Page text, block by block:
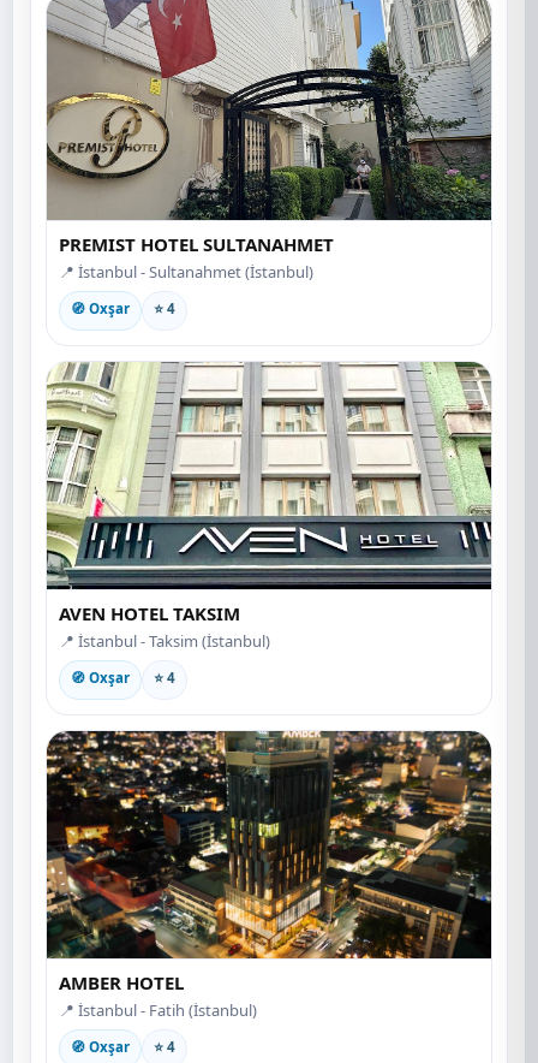
PREMIST HOTEL SULTANAHMET
📍 İstanbul - Sultanahmet (İstanbul)
🧭 Oxşar ⭐ 4
AVEN HOTEL TAKSIM
📍 İstanbul - Taksim (İstanbul)
🧭 Oxşar ⭐ 4
AMBER HOTEL
📍 İstanbul - Fatih (İstanbul)
🧭 Oxşar ⭐ 4